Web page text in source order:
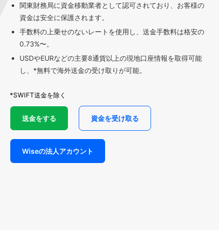
関東財務局に資金移動業者として認可されており、お客様の
資金は安全に保護されます。
手数料の上乗せのないレートを使用し、送金手数料は格安の
0.73%〜。
USDやEURなどの主要8通貨以上の現地口座情報を取得可能
し、*無料で海外送金の受け取りが可能。
*SWIFT送金を除く
送金をする 資金を受け取る
Wiseの法人アカウント